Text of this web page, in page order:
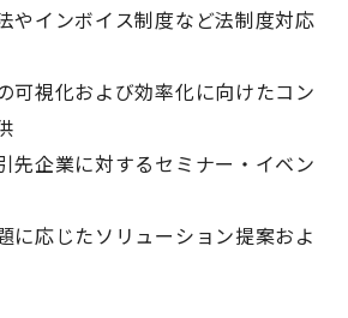
やインボイス制度など法制度対応
可視化および効率化に向けたコン
先企業に対するセミナー・イベン
に応じたソリューション提案およ